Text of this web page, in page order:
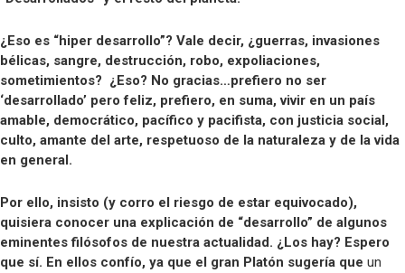
¿Eso es “hiper desarrollo”? Vale decir, ¿guerras, invasiones
bélicas, sangre, destrucción, robo, expoliaciones,
sometimientos? ¿Eso? No gracias…prefiero no ser
‘desarrollado’ pero feliz, prefiero, en suma, vivir en un país
amable, democrático, pacífico y pacifista, con justicia social,
culto, amante del arte, respetuoso de la naturaleza y de la vida
en general.
Por ello, insisto (y corro el riesgo de estar equivocado),
quisiera conocer una explicación de “desarrollo” de algunos
eminentes filósofos de nuestra actualidad. ¿Los hay? Espero
que sí. En ellos confío, ya que el gran Platón sugería que un